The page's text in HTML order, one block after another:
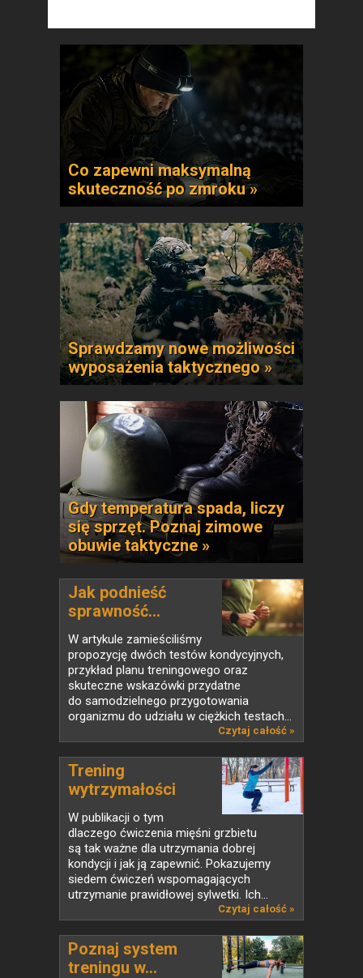
Co zapewni maksymalną
skuteczność po zmroku »
Sprawdzamy nowe możliwości
wyposażenia taktycznego »
Gdy temperatura spada, liczy
się sprzęt. Poznaj zimowe
obuwie taktyczne »
Jak podnieść
sprawność...
W artykule zamieściliśmy
propozycję dwóch testów kondycyjnych,
przykład planu treningowego oraz
skuteczne wskazówki przydatne
do samodzielnego przygotowania
organizmu do udziału w ciężkich testach...
Czytaj całość »
Trening
wytrzymałości
siłowej...
W publikacji o tym
dlaczego ćwiczenia mięśni grzbietu
są tak ważne dla utrzymania dobrej
kondycji i jak ją zapewnić. Pokazujemy
siedem ćwiczeń wspomagających
utrzymanie prawidłowej sylwetki. Ich...
Czytaj całość »
Poznaj system
treningu w...